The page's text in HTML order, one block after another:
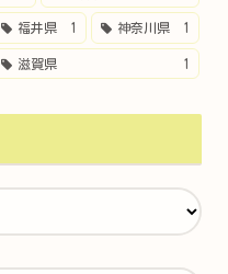
福井県 1 神奈川県 1
滋賀県 1